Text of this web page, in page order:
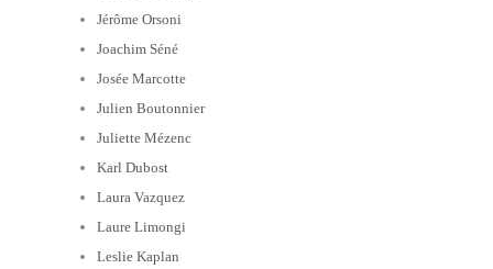
Jérôme Orsoni
Joachim Séné
Josée Marcotte
Julien Boutonnier
Juliette Mézenc
Karl Dubost
Laura Vazquez
Laure Limongi
Leslie Kaplan